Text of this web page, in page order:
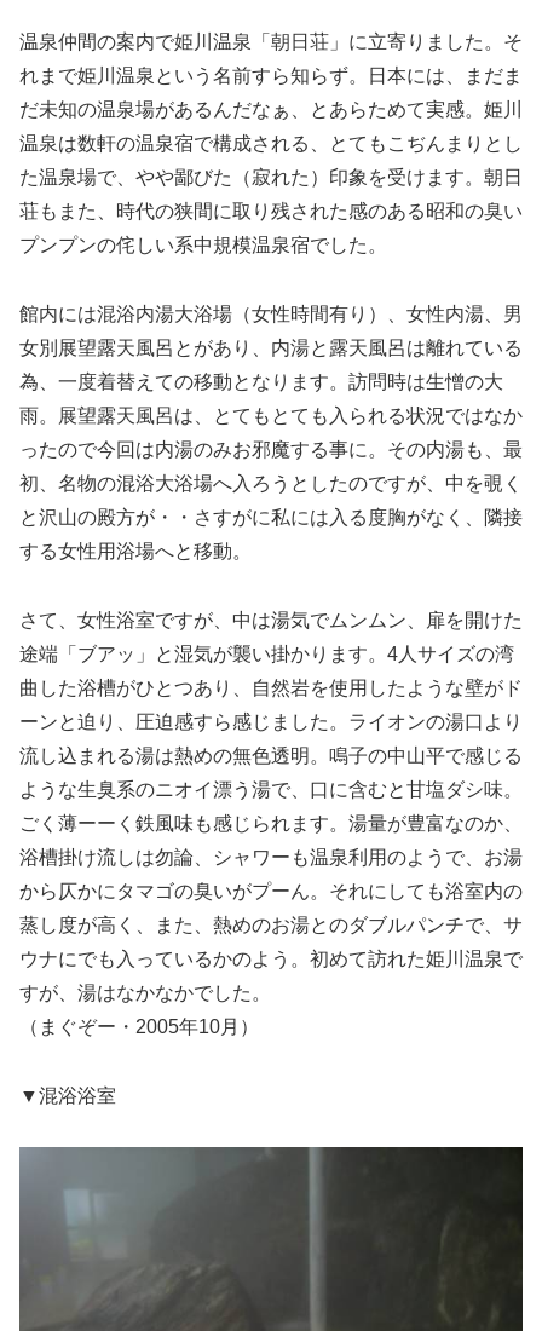
温泉仲間の案内で姫川温泉「朝日荘」に立寄りました。そ
れまで姫川温泉という名前すら知らず。日本には、まだま
だ未知の温泉場があるんだなぁ、とあらためて実感。姫川
温泉は数軒の温泉宿で構成される、とてもこぢんまりとし
た温泉場で、やや鄙びた（寂れた）印象を受けます。朝日
荘もまた、時代の狭間に取り残された感のある昭和の臭い
プンプンの侘しい系中規模温泉宿でした。
館内には混浴内湯大浴場（女性時間有り）、女性内湯、男
女別展望露天風呂とがあり、内湯と露天風呂は離れている
為、一度着替えての移動となります。訪問時は生憎の大
雨。展望露天風呂は、とてもとても入られる状況ではなか
ったので今回は内湯のみお邪魔する事に。その内湯も、最
初、名物の混浴大浴場へ入ろうとしたのですが、中を覗く
と沢山の殿方が・・さすがに私には入る度胸がなく、隣接
する女性用浴場へと移動。
さて、女性浴室ですが、中は湯気でムンムン、扉を開けた
途端「ブアッ」と湿気が襲い掛かります。4人サイズの湾
曲した浴槽がひとつあり、自然岩を使用したような壁がド
ーンと迫り、圧迫感すら感じました。ライオンの湯口より
流し込まれる湯は熱めの無色透明。鳴子の中山平で感じる
ような生臭系のニオイ漂う湯で、口に含むと甘塩ダシ味。
ごく薄ーーく鉄風味も感じられます。湯量が豊富なのか、
浴槽掛け流しは勿論、シャワーも温泉利用のようで、お湯
から仄かにタマゴの臭いがプーん。それにしても浴室内の
蒸し度が高く、また、熱めのお湯とのダブルパンチで、サ
ウナにでも入っているかのよう。初めて訪れた姫川温泉で
すが、湯はなかなかでした。
（まぐぞー・2005年10月）
▼混浴浴室